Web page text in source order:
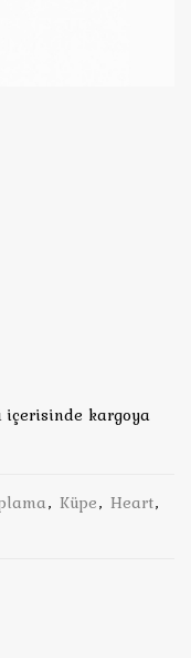
içerisinde kargoya
, Küpe, Heart,